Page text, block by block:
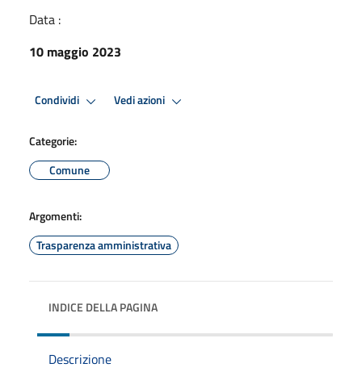
Data :
10 maggio 2023
Condividi Vedi azioni
Categorie:
Comune
Argomenti:
Trasparenza amministrativa
INDICE DELLA PAGINA
Descrizione